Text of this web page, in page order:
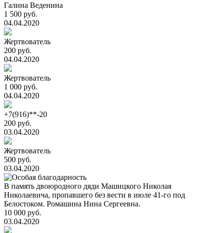
Галина Веденина
1 500 руб.
04.04.2020
Жертвователь
200 руб.
04.04.2020
Жертвователь
1 000 руб.
04.04.2020
+7(916)**-20
200 руб.
03.04.2020
Жертвователь
500 руб.
03.04.2020
В память двоюродного дяди Машицкого Николая
Николаевича, пропавшего без вести в июле 41-го под
Белостоком. Ромашина Нина Сергеевна.
10 000 руб.
03.04.2020